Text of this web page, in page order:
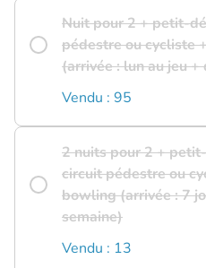
Nuit pour 2 + petit-
pédestre ou cycliste
(arrivée : lun au jeu +
Vendu : 95
2 nuits pour 2 +
circuit pédestre ou
bowling (arrivée : 7
semaine)
Vendu : 13